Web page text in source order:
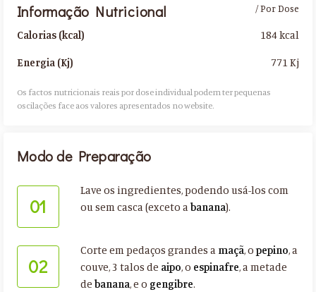
Informação Nutricional
Calorias (kcal)
Energia (Kj)
/ Por Dose
184 kcal
771 Kj
Os factos nutricionais reais por dose individual podem ter pequenas
oscilações face aos valores apresentados no website.​
Modo de Preparação
01
Lave os ingredientes, podendo usá-los com
ou sem casca (exceto abanana).
02
Corte em pedaços grandes a maçã, opepino, a
couve, 3 talos de aipo, o espinafre, a metade
de banana, e o gengibre.